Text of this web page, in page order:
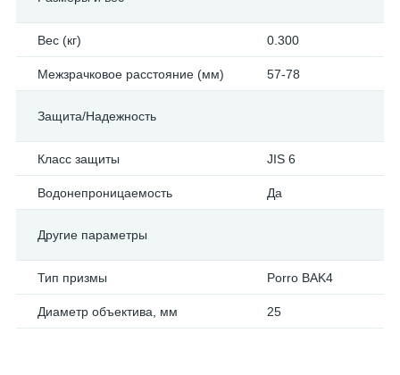
Вес (кг) 0.300
Межзрачковое расстояние (мм) 57-78
Защита/Надежность
Класс защиты JIS 6
Водонепроницаемость Да
Другие параметры
Тип призмы Porro BAK4
Диаметр объектива, мм 25